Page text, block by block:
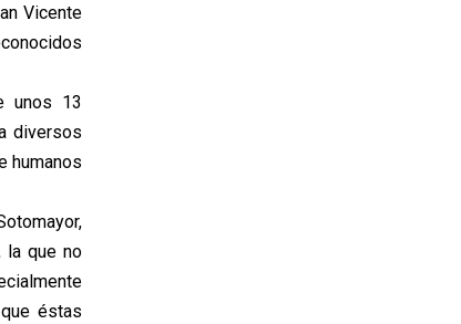
Vicente
unos 13
diversos
humanos
la que no
éstas